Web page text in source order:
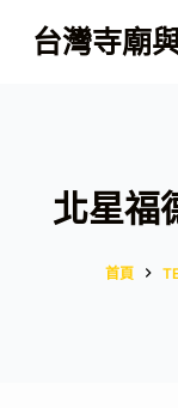
跳
至
台灣寺廟
北星福
首頁